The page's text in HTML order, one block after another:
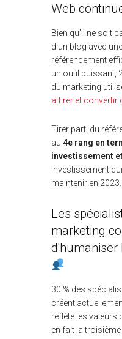
Web
Bien qu'il ne soit
d'un blog avec
référencement
un outil puissant,
du marketing
attirer et convertir
Tirer parti du
au 4e rang en
investissement
investissement
maintenir en 2023.
Les
marketing
d'humaniser
30 % des
créent
reflète les valeurs
en fait la